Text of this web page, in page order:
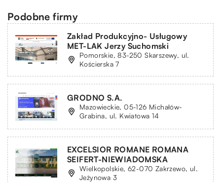
Podobne firmy
Zakład Produkcyjno- Usługowy
MET-LAK Jerzy Suchomski
Pomorskie, 83-250 Skarszewy, ul.
Kościerska 7
GRODNO S.A.
Mazowieckie, 05-126 Michałów-
Grabina, ul. Kwiatowa 14
EXCELSIOR ROMANE ROMANA
SEIFERT-NIEWIADOMSKA
Wielkopolskie, 62-070 Zakrzewo, ul.
Jeżynowa 3